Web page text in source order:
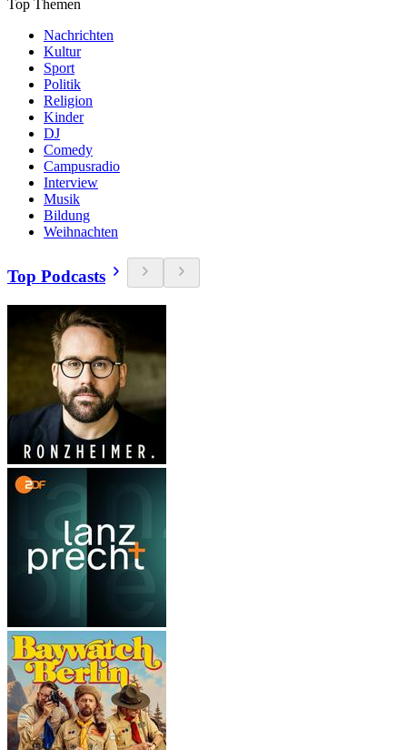
Top Themen
Nachrichten
Kultur
Sport
Politik
Religion
Kinder
DJ
Comedy
Campusradio
Interview
Musik
Bildung
Weihnachten
Top Podcasts